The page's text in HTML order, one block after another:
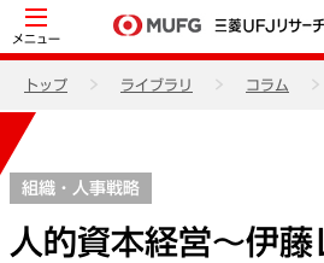
メニュー
トップ ライブラリ コラム
組織・人事戦略
人的資本経営～伊